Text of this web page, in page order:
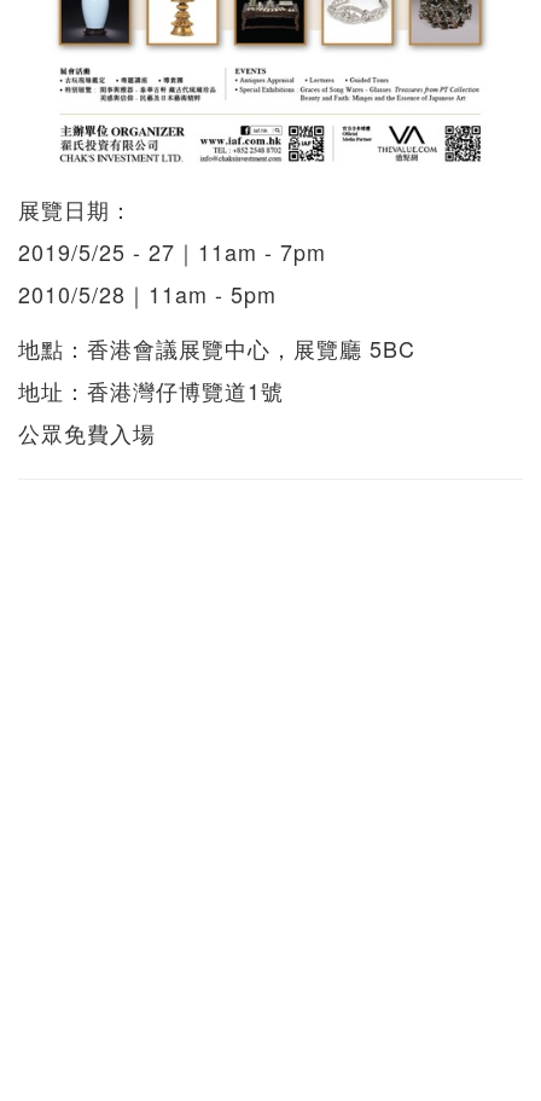
展覽日期：
2019/5/25 - 27｜11am - 7pm
2010/5/28｜11am - 5pm
地點：香港會議展覽中心，展覽廳 5BC
地址：香港灣仔博覽道1號
公眾免費入場